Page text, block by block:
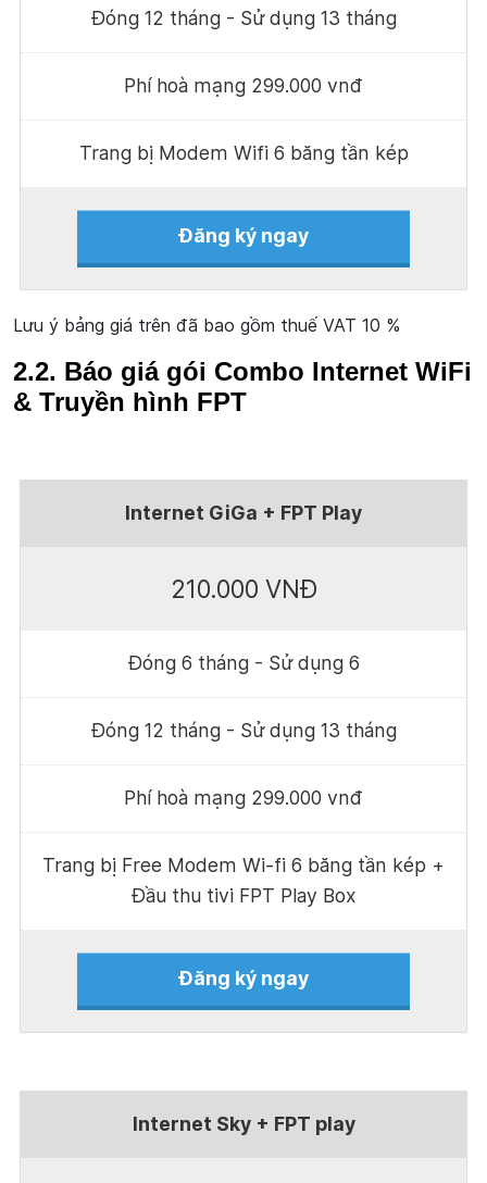
Đóng 12 tháng - Sử dụng 13 tháng
Phí hoà mạng 299.000 vnđ
Trang bị Modem Wifi 6 băng tần kép
Đăng ký ngay
Lưu ý bảng giá trên đã bao gồm thuế VAT 10 %
2.2. Báo giá gói Combo Internet WiFi
& Truyền hình FPT
Internet GiGa + FPT Play
210.000 VNĐ
Đóng 6 tháng - Sử dụng 6
Đóng 12 tháng - Sử dụng 13 tháng
Phí hoà mạng 299.000 vnđ
Trang bị Free Modem Wi-fi 6 băng tần kép +
Đầu thu tivi FPT Play Box
Đăng ký ngay
Internet Sky + FPT play